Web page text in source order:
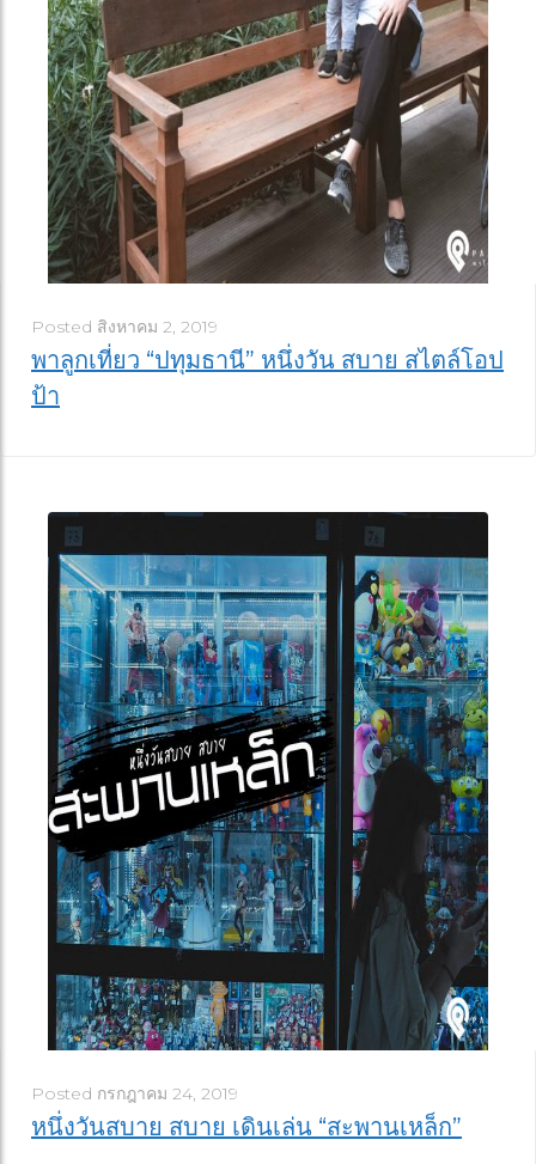
Posted สิงหาคม 2, 2019
พาลูกเที่ยว “ปทุมธานี” หนึ่งวัน สบาย สไตล์โอป
ป้า
Posted กรกฎาคม 24, 2019
หนึ่งวันสบาย สบาย เดินเล่น “สะพานเหล็ก”